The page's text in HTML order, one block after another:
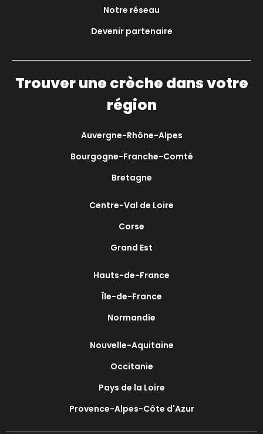
Notre réseau
Devenir partenaire
Trouver une crèche dans votre
région
Auvergne-Rhône-Alpes
Bourgogne-Franche-Comté
Bretagne
Centre-Val de Loire
Corse
Grand Est
Hauts-de-France
Île-de-France
Normandie
Nouvelle-Aquitaine
Occitanie
Pays de la Loire
Provence-Alpes-Côte d'Azur